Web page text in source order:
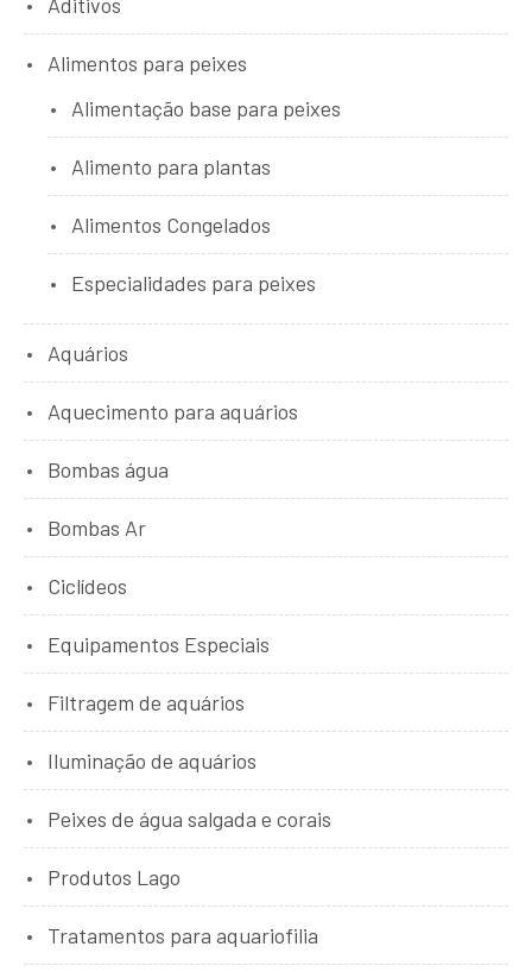
Alimentos para peixes
Alimentação base para peixes
Alimento para plantas
Alimentos Congelados
Especialidades para peixes
Aquários
Aquecimento para aquários
Bombas água
Bombas Ar
Ciclídeos
Equipamentos Especiais
Filtragem de aquários
Iluminação de aquários
Peixes de água salgada e corais
Produtos Lago
Tratamentos para aquariofilia